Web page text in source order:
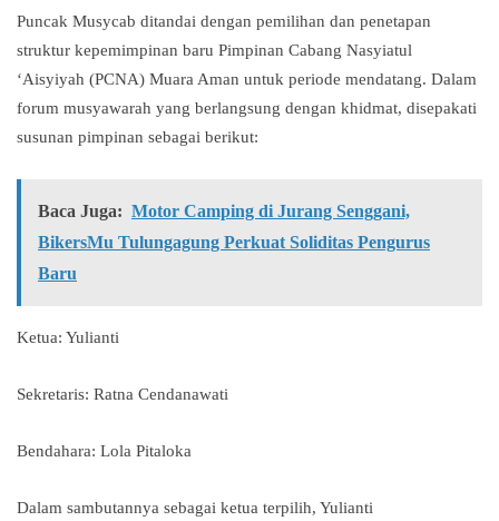
Puncak Musycab ditandai dengan pemilihan dan penetapan
struktur kepemimpinan baru Pimpinan Cabang Nasyiatul
‘Aisyiyah (PCNA) Muara Aman untuk periode mendatang. Dalam
forum musyawarah yang berlangsung dengan khidmat, disepakati
susunan pimpinan sebagai berikut:
Baca Juga: Motor Camping di Jurang Senggani,
BikersMu Tulungagung Perkuat Soliditas Pengurus
Baru
Ketua: Yulianti
Sekretaris: Ratna Cendanawati
Bendahara: Lola Pitaloka
Dalam sambutannya sebagai ketua terpilih, Yulianti